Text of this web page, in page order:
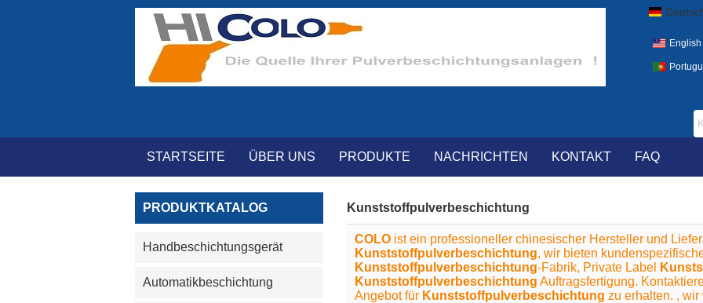
English
STARTSEITE ÜBER UNS PRODUKTE NACHRICHTEN KONTAKT FAQ
PRODUKTKATALOG
Handbeschichtungsgerät
Automatikbeschichtung
Kunststoffpulverbeschichtung
COLO ist ein professioneller chinesischer Hersteller und
Kunststoffpulverbeschichtung, wir bieten
Kunststoffpulverbeschichtung-Fabrik, Private Label
Kunststoffpulverbeschichtung Auftragsfertigung.
Angebot für Kunststoffpulverbeschichtung zu erhalten. ,